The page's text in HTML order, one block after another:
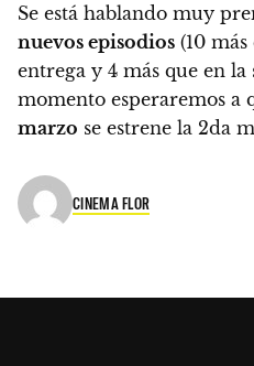
Se está hablando muy
nuevos episodios (10
entrega y 4 más que en la
momento esperaremos a
marzo se estrene la 2da
CINEMA FLOR